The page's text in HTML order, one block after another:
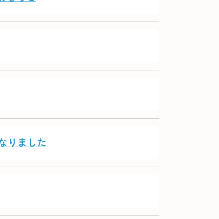
りました